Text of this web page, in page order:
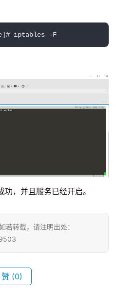
iptables -F
，并且服务已经开启。
若转载，请注明出处：
赞 (0)